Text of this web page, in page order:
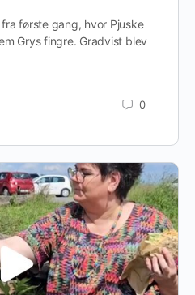
første gang, hvor Pjuske
Grys fingre. Gradvist blev
0